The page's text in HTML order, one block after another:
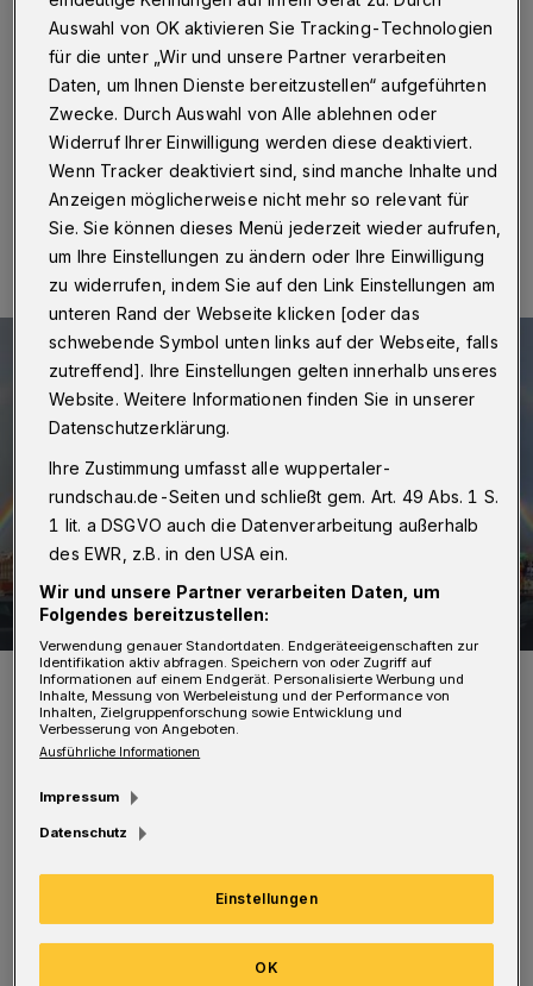
Wuppertal·Die Aussicht aus dem Rundschau-
Verlagssitz hoch oben am Johannisberg ist ja immer
ganz beeindruckend.
13.03.2018 , 16:07 Uhr Eine Minute Lesezeit
22 Bilder
Die Farben des Regenbogens
Am Montag gab es aber einen ganz besonderen
Hingucker: Das April-Wetter mitten im März
die City-Silhouette, den Mitarbeiterin Annette
nicht allein. In der ganzen Stadt entstanden
Auswahl von OK aktivieren Sie Tracking-Technologien
für die unter „Wir und unsere Partner verarbeiten
Daten, um Ihnen Dienste bereitzustellen“ aufgeführten
Zwecke. Durch Auswahl von Alle ablehnen oder
Widerruf Ihrer Einwilligung werden diese deaktiviert.
Wenn Tracker deaktiviert sind, sind manche Inhalte und
Anzeigen möglicherweise nicht mehr so relevant für
Sie. Sie können dieses Menü jederzeit wieder aufrufen,
um Ihre Einstellungen zu ändern oder Ihre Einwilligung
zu widerrufen, indem Sie auf den Link Einstellungen am
unteren Rand der Webseite klicken [oder das
schwebende Symbol unten links auf der Webseite, falls
zutreffend]. Ihre Einstellungen gelten innerhalb unseres
Website. Weitere Informationen finden Sie in unserer
Datenschutzerklärung.
Ihre Zustimmung umfasst alle wuppertaler-
rundschau.de-Seiten und schließt gem. Art. 49 Abs. 1 S.
1 lit. a DSGVO auch die Datenverarbeitung außerhalb
des EWR, z.B. in den USA ein.
Wir und unsere Partner verarbeiten Daten, um
Folgendes bereitzustellen:
Verwendung genauer Standortdaten. Endgeräteeigenschaften zur
Identifikation aktiv abfragen. Speichern von oder Zugriff auf
Informationen auf einem Endgerät. Personalisierte Werbung und
Inhalte, Messung von Werbeleistung und der Performance von
Inhalten, Zielgruppenforschung sowie Entwicklung und
Verbesserung von Angeboten.
Ausführliche Informationen
Impressum
Datenschutz
Einstellungen
OK